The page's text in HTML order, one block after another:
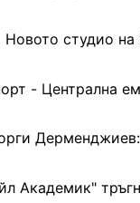
Новото студио
- Централна
Академик"